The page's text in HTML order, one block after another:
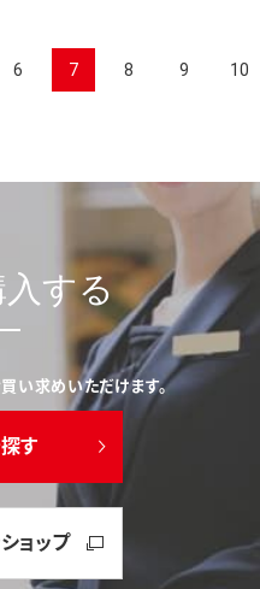
6 7 8 9 10
する
い求めいただけます。
す
ョップ